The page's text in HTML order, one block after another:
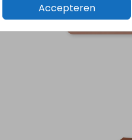
Accepteren